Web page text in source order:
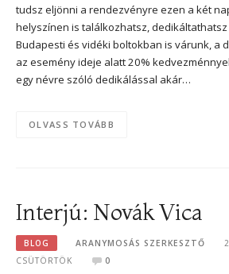
tudsz eljönni a rendezvényre ezen a két
helyszínen is találkozhatsz,
Budapesti és vidéki boltokban is várunk, a
az esemény ideje alatt 20%
egy névre szóló dedikálással akár…
OLVASS TOVÁBB
Interjú: Novák Vica
BLOG ARANYMOSÁS SZERKESZTŐ
CSÜTÖRTÖK
0